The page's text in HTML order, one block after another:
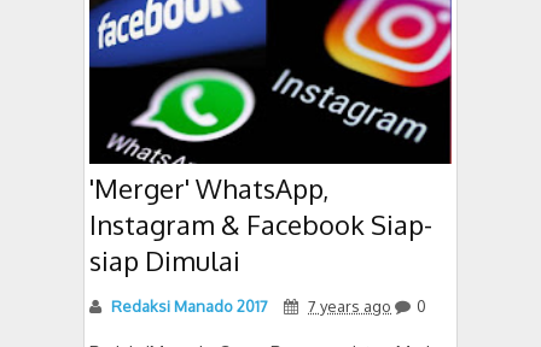
'Merger' WhatsApp,
Instagram & Facebook Siap-
siap Dimulai
Redaksi Manado 2017 7 years ago 0